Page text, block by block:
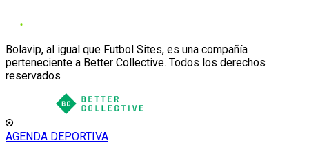
Bolavip, al igual que Futbol Sites, es una compañía
perteneciente a Better Collective. Todos los derechos
reservados
AGENDA DEPORTIVA